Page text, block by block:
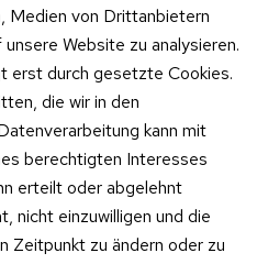
Medien von Drittanbietern
Website zu analysieren.
erst durch gesetzte Cookies.
die wir in den
kann mit
berechtigten Interesses
erteilt oder abgelehnt
nicht einzuwilligen und die
Zeitpunkt zu ändern oder zu